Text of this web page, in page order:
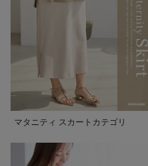
マタニティ スカートカテゴリ